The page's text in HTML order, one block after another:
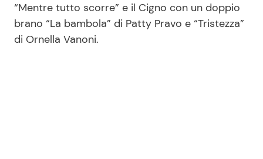
“Mentre tutto scorre” e il Cigno con un doppio
brano “La bambola” di Patty Pravo e “Tristezza”
di Ornella Vanoni.